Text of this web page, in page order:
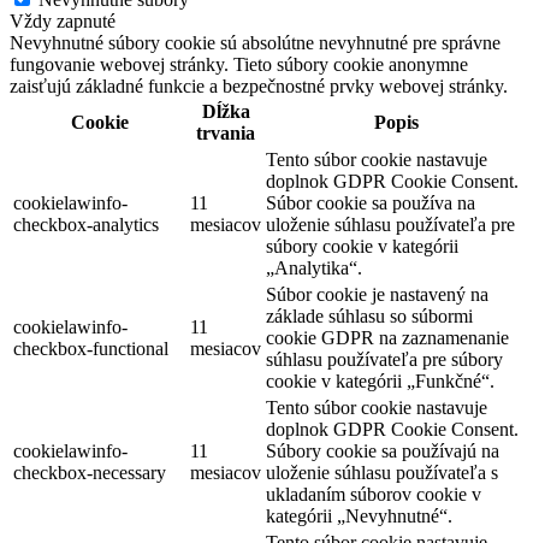
Vždy zapnuté
Nevyhnutné súbory cookie sú absolútne nevyhnutné pre správne
fungovanie webovej stránky. Tieto súbory cookie anonymne
zaisťujú základné funkcie a bezpečnostné prvky webovej stránky.
Cookie
Dĺžka
trvania
Popis
cookielawinfo-
checkbox-analytics
11
mesiacov
Tento súbor cookie nastavuje
doplnok GDPR Cookie Consent.
Súbor cookie sa používa na
uloženie súhlasu používateľa pre
súbory cookie v kategórii
„Analytika“.
cookielawinfo-
checkbox-functional
11
mesiacov
Súbor cookie je nastavený na
základe súhlasu so súbormi
cookie GDPR na zaznamenanie
súhlasu používateľa pre súbory
cookie v kategórii „Funkčné“.
cookielawinfo-
checkbox-necessary
11
mesiacov
Tento súbor cookie nastavuje
doplnok GDPR Cookie Consent.
Súbory cookie sa používajú na
uloženie súhlasu používateľa s
ukladaním súborov cookie v
kategórii „Nevyhnutné“.